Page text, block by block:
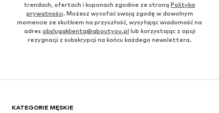
trendach, ofertach i kuponach zgodnie ze stroną Polityka
prywatności. Możesz wycofać swoją zgodę w dowolnym
momencie ze skutkiem na przyszłość, wysyłając wiadomość na
adres obslugaklienta@aboutyou.pl lub korzystając z opcji
rezygnacji z subskrypcji na końcu każdego newslettera.
KATEGORIE MĘSKIE